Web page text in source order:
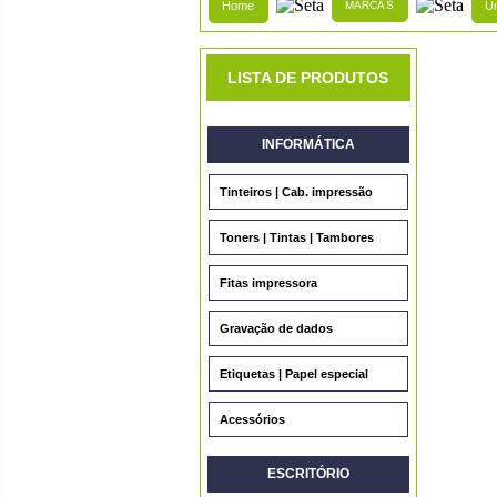
Home MARCAS
LISTA DE PRODUTOS
INFORMÁTICA
Tinteiros | Cab. impressão
Toners | Tintas | Tambores
Fitas impressora
Gravação de dados
Etiquetas | Papel especial
Acessórios
ESCRITÓRIO